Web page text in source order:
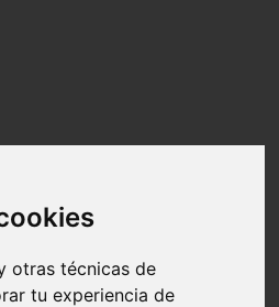
otras técnicas de
tu experiencia de
categoría jeep. Artículos
en solojeep.es.